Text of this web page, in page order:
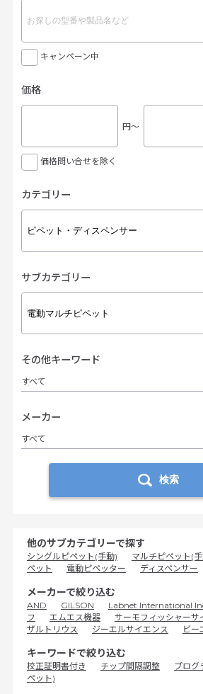
キャンペーン中
価格
円〜
価格問い合せを除く
カテゴリー
サブカテゴリー
その他キーワード
すべて
メーカー
すべて
検索
他のサブカテゴリーで探す
シングルピペット(手動) マルチピペット(
ペット
電動ピペッター ディスペンサー
メーカーで絞り込む
AND GILSON Labnet International
フ
エムエス機器
サーモフィッシャーサ
ザルトリウス
ジーエルサイエンス ビー
キーワードで絞り込む
校正証明書付き チップ間隔調整
プログ
ペット)